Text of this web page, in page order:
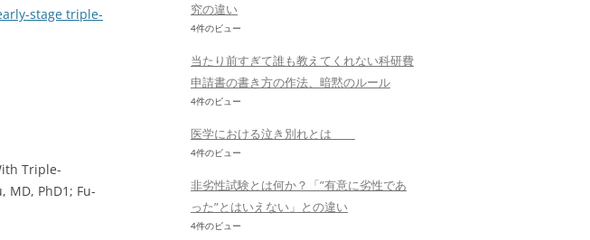
stage triple-
Triple-
MD, PhD1; Fu-
究の違い
4件のビュー
当たり前すぎて誰も教えてくれない科研費
申請書の書き方の作法、暗黙のルール
4件のビュー
医学における泣き別れとは
4件のビュー
非劣性試験とは何か？「”有意に劣性であ
った”とはいえない」との違い
4件のビュー